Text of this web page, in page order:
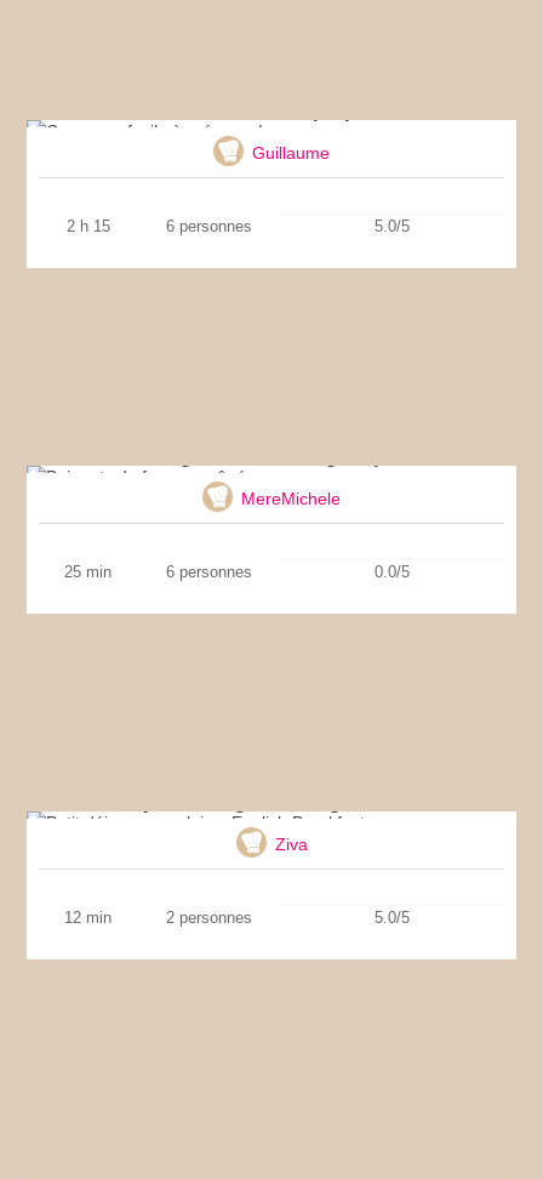
Guillaume
2 h 15 6 personnes 5.0/5
MereMichele
25 min 6 personnes 0.0/5
Ziva
12 min 2 personnes 5.0/5